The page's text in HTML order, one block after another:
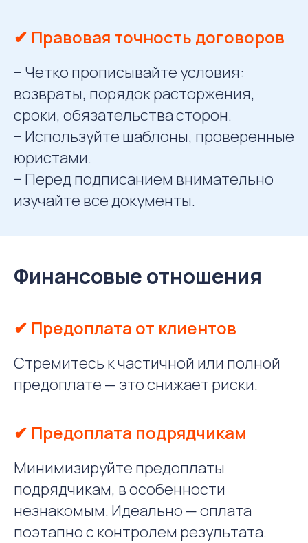
✔ Правовая точность договоров
− Четко прописывайте условия:
возвраты, порядок расторжения,
сроки, обязательства сторон.
− Используйте шаблоны, проверенные
юристами.
− Перед подписанием внимательно
изучайте все документы.
Финансовые отношения
✔ Предоплата от клиентов
Стремитесь к частичной или полной
предоплате — это снижает риски.
✔ Предоплата подрядчикам
Минимизируйте предоплаты
подрядчикам, в особенности
незнакомым. Идеально — оплата
поэтапно с контролем результата.